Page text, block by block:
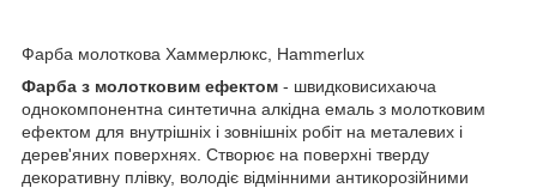
Фарба молоткова Хаммерлюкс, Hammerlux
Фарба з молотковим ефектом - швидковисихаюча
однокомпонентна синтетична алкідна емаль з молотковим
ефектом для внутрішніх і зовнішніх робіт на металевих і
дерев'яних поверхнях. Створює на поверхні тверду
декоративну плівку, володіє відмінними антикорозійними